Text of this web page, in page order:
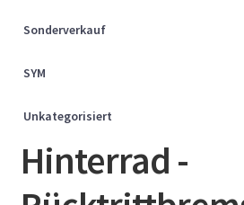
Sonderverkauf
SYM
Unkategorisiert
Hinterrad -